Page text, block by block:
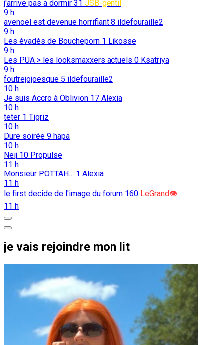
j'arrive pas a dormir 31 JSB-gentil
9 h
avenoel est devenue horrifiant 8 ildefouraille2
9 h
Les évadés de Boucheporn 1 Likosse
9 h
Les PUA > les looksmaxxers actuels 0 Ksatriya
9 h
foutrejojoesque 5 ildefouraille2
10 h
Je suis Accro à Oblivion 17 Alexia
10 h
teter 1 Tigriz
10 h
Dure soirée 9 hapa
10 h
Neij 10 Propulse
11 h
Monsieur POTTAH… 1 Alexia
11 h
le first decide de l'image du forum 160 LeGrand👁️
11 h
je vais rejoindre mon lit